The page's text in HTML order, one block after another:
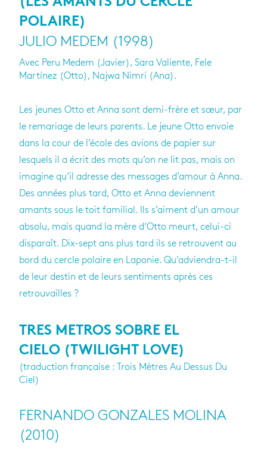
POLAIRE)
JULIO MEDEM (1998)
Avec Peru Medem (Javier), Sara Valiente, Fele
Martínez (Otto), Najwa Nimri (Ana).
Les jeunes Otto et Anna sont demi-frère et sœur, par
le remariage de leurs parents. Le jeune Otto envoie
dans la cour de l’école des avions de papier sur
lesquels il a écrit des mots qu’on ne lit pas, mais on
imagine qu’il adresse des messages d’amour à Anna.
Des années plus tard, Otto et Anna deviennent
amants sous le toit familial. Ils s’aiment d’un amour
absolu, mais quand la mère d‘Otto meurt, celui-ci
disparaît. Dix-sept ans plus tard ils se retrouvent au
bord du cercle polaire en Laponie. Qu’adviendra-t-il
de leur destin et de leurs sentiments après ces
retrouvailles ?
TRES METROS SOBRE EL
CIELO (TWILIGHT LOVE)
(traduction française : Trois Mètres Au Dessus Du
Ciel)
FERNANDO GONZALES MOLINA
(2010)